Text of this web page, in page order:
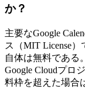
か？
主要なGoogle
ス（MIT License
自体は無料である
Google Cloudプロ
料枠を超えた場合